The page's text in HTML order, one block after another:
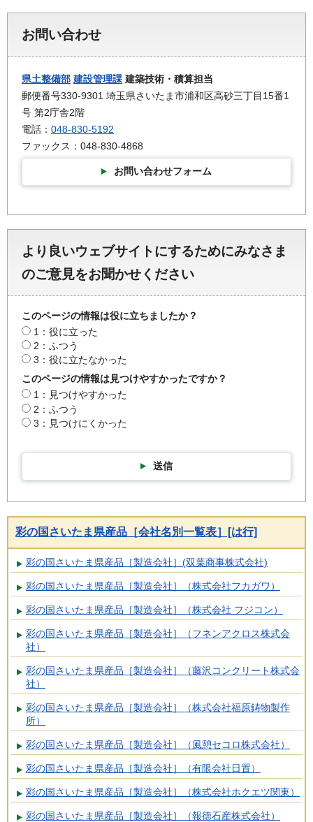
お問い合わせ
県土整備部 建設管理課 建築技術・積算担当
郵便番号330-9301 埼玉県さいたま市浦和区高砂三丁目15番1
号 第2庁舎2階
電話： 048-830-5192
ファックス：048-830-4868
お問い合わせフォーム
より良いウェブサイトにするためにみなさま
のご意見をお聞かせください
このページの情報は役に立ちましたか？
1：役に立った
2：ふつう
3：役に立たなかった
このページの情報は見つけやすかったですか？
1：見つけやすかった
2：ふつう
3：見つけにくかった
送信
彩の国さいたま県産品［会社名別一覧表］[は行]
彩の国さいたま県産品［製造会社］(双葉商事株式会社)
彩の国さいたま県産品［製造会社］（株式会社フカガワ）
彩の国さいたま県産品［製造会社］（株式会社 フジコン）
彩の国さいたま県産品［製造会社］（フネンアクロス株式会
社）
彩の国さいたま県産品［製造会社］（藤沢コンクリート株式会
社）
彩の国さいたま県産品［製造会社］（株式会社福原鋳物製作
所）
彩の国さいたま県産品［製造会社］（風憩セコロ株式会社）
彩の国さいたま県産品［製造会社］（有限会社日置）
彩の国さいたま県産品［製造会社］（株式会社ホクエツ関東）
彩の国さいたま県産品［製造会社］（報徳石産株式会社）